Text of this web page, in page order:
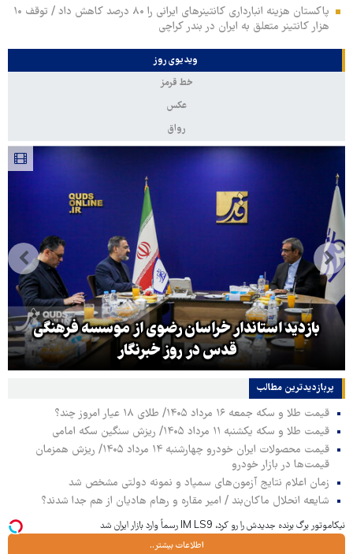
پاکستان هزینه انبارداری کانتینرهای ایرانی را ۸۰ درصد کاهش داد / توقف ۱۰
هزار کانتینر متعلق به ایران در بندر کراچی
ویدیوی روز
خط قرمز
عکس
رواق
بازدید استاندار خراسان رضوی از موسسه فرهنگی
قدس در روز خبرنگار
پربازدیدترین‌ مطالب
قیمت طلا و سکه جمعه ۱۶ مرداد ۱۴۰۵/ طلای ۱۸ عیار امروز چند؟
قیمت طلا و سکه یکشنبه ۱۱ مرداد ۱۴۰۵/ ریزش سنگین سکه امامی
قیمت محصولات ایران خودرو چهارشنبه ۱۴ مرداد ۱۴۰۵/ ریزش همزمان
قیمت‌ها در بازار خودرو
زمان اعلام نتایج آزمون‌های سمپاد و نمونه دولتی مشخص شد
شایعه انحلال ماکان‌بند / امیر مقاره و رهام هادیان از هم جدا شدند؟
نیکاموتور برگ برنده جدیدش را رو کرد، IM LS9 رسماً وارد بازار ایران شد
اطلاعات بیشتر..